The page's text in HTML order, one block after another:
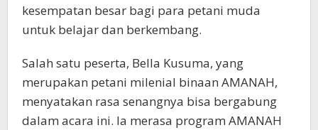
kesempatan besar bagi para petani muda
untuk belajar dan berkembang.
Salah satu peserta, Bella Kusuma, yang
merupakan petani milenial binaan AMANAH,
menyatakan rasa senangnya bisa bergabung
dalam acara ini. Ia merasa program AMANAH